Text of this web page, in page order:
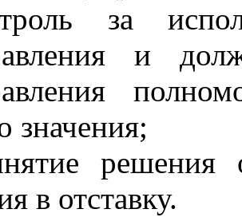
за
и
значения;
решения
в отставку.